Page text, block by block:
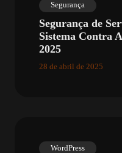
Segurança
Segurança de
Sistema Contra
2025
28 de abril de 2025
WordPress